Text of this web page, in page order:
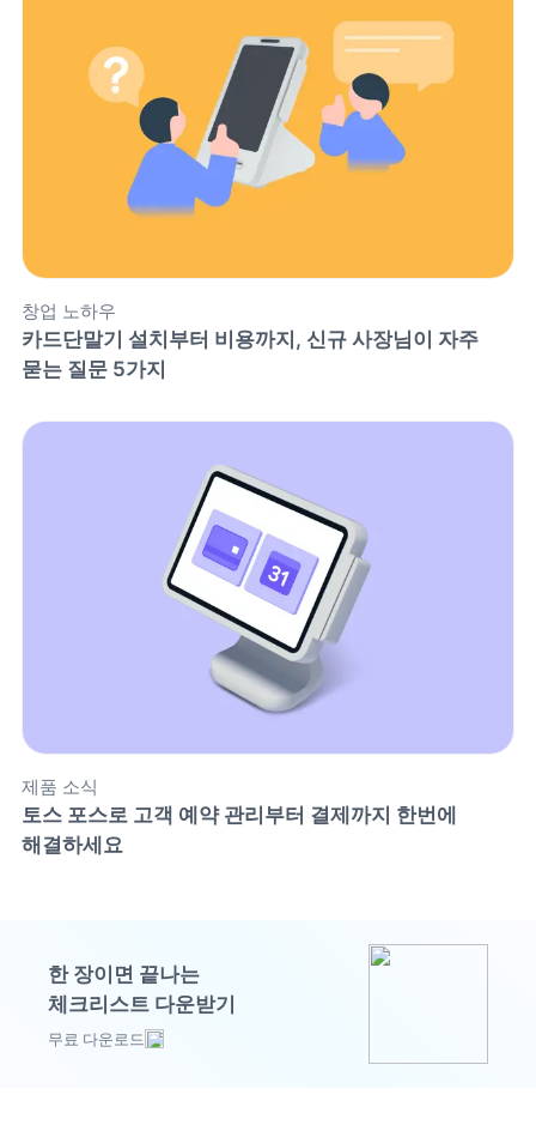
창업 노하우
카드단말기 설치부터 비용까지, 신규 사장님이 자주
묻는 질문 5가지
제품 소식
토스 포스로 고객 예약 관리부터 결제까지 한번에
해결하세요
한 장이면 끝나는
체크리스트 다운받기
무료 다운로드